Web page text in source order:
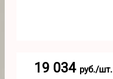
19 034 руб./шт.